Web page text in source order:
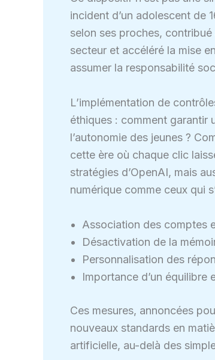
incident d’un adolescent de
selon ses proches,
secteur et accéléré la mise
assumer la responsabilité
L’implémentation de
éthiques : comment garantir
l’autonomie des jeunes ?
cette ère où chaque clic
stratégies d’OpenAI, mais
numérique comme ceux qui
Association des comptes
Désactivation de la
Personnalisation des
Importance d’un équilibre
Ces mesures, annoncées
nouveaux standards en
artificielle, au-delà des